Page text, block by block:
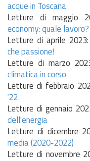
acque in Toscana
Letture di maggio
economy: quale lavoro?
Letture di aprile 2023:
che passione!
Letture di marzo
climatica in corso
Letture di febbraio
'22
Letture di gennaio
dell'energia
Letture di dicembre
media (2020-2022)
Letture di novembre